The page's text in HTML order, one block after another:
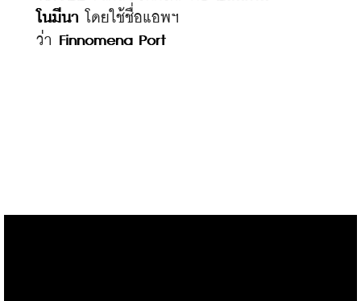
โนมีนา โดยใช้ชื่อแอพฯ
ว่า Finnomena Port